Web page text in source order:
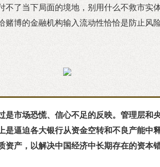
不了当下局面的境地，别用什么不救市实
赌博的金融机构输入流动性恰恰是防止风
是市场恐慌、信心不足的反映。管理层和
是逼迫各大银行从资金空转和不良产能中
资产，以解决中国经济中长期存在的资本